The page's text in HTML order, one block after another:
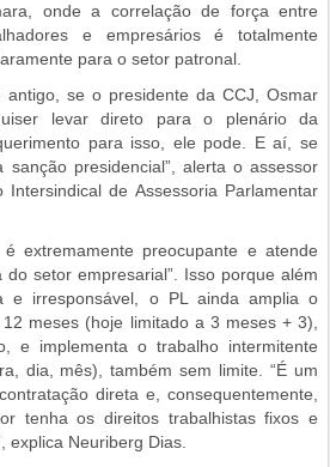
onde a correlação de força entre
e empresários é totalmente
para o setor patronal.
antigo, se o presidente da CCJ, Osmar
levar direto para o plenário da
para isso, ele pode. E aí, se
presidencial”, alerta o assessor
Intersindical de Assessoria Parlamentar
extremamente preocupante e atende
setor empresarial”. Isso porque além
e irresponsável, o PL ainda amplia o
meses (hoje limitado a 3 meses + 3),
e implementa o trabalho intermitente
dia, mês), também sem limite. “É um
direta e, consequentemente,
tenha os direitos trabalhistas fixos e
explica Neuriberg Dias.